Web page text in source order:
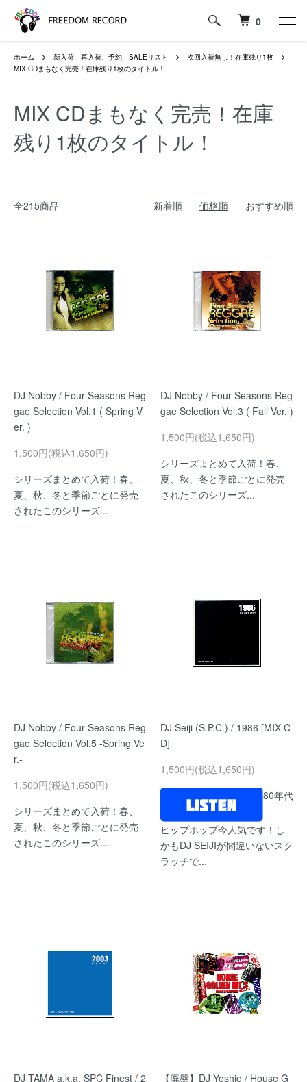
0
ホーム 新入荷、再入荷、予約、SALEリスト
次回入荷無し！在庫残り1枚
MIX CDまもなく完売！在庫残り1枚のタイトル！
MIX CDまもなく完売！在庫
残り1枚のタイトル！
全215商品 新着順 価格順 おすすめ順
DJ Nobby / Four Seasons Reg
gae Selection Vol.1 ( Spring V
er. )
1,500円(税込1,650円)
シリーズまとめて入荷！春、
夏、秋、冬と季節ごとに発売
されたこのシリーズ...
DJ Nobby / Four Seasons Reg
gae Selection Vol.3 ( Fall Ver. )
1,500円(税込1,650円)
シリーズまとめて入荷！春、
夏、秋、冬と季節ごとに発売
されたこのシリーズ...
DJ Nobby / Four Seasons Reg
gae Selection Vol.5 -Spring Ve
r.-
1,500円(税込1,650円)
シリーズまとめて入荷！春、
夏、秋、冬と季節ごとに発売
されたこのシリーズ...
DJ Seiji (S.P.C.) / 1986 [MIX C
D]
1,500円(税込1,650円)
80年代
ヒップホップ今人気です！し
かもDJ SEIJIが間違いないスク
ラッチで...
DJ TAMA a.k.a. SPC Finest / 2
【廃盤】DJ Yoshio / House G